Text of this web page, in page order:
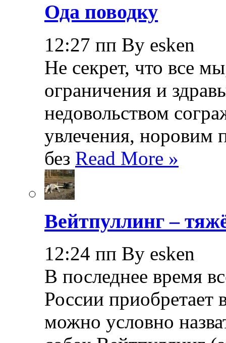
Ода поводку
12:27 пп By esken
Не секрет, что все
ограничения и
недовольством
увлечения, норовим
без Read More »
Вейтпуллинг –
12:24 пп By esken
В последнее время
России приобретает
можно условно